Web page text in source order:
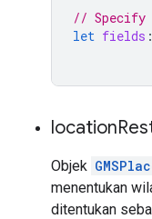
// Specify
let fields :
location
Objek
menentukan
ditentukan